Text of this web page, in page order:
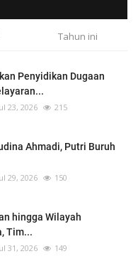
Tahun ini
Penyidikan Dugaan
23, 2026 215
Ahmadi, Putri Buruh
29, 2026 150
hingga Wilayah
Tim...
31, 2026 149